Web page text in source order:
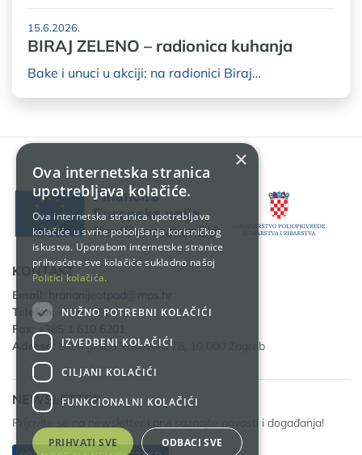
15.6.2026.
BIRAJ ZELENO – radionica kuhanja
Bake i unuci u akciji: na radionici Biraj…
KONTAKT
Email:
hrananijeotpad@mps.hr
Telefon:
+385 1 610 6111
Fax:
+385 1 610 6201
Adresa:
Ulica grada Vukovara 78, 10 000 Zagreb
NEWSLETTER
Prijavite se na newsletter i prvi saznajte novosti i događanja!
×
Ova internetska stranica
upotrebljava kolačiće.
Ova internetska stranica upotrebljava
kolačiće u svrhe poboljšanja korisničkog
iskustva. Uporabom internetske stranice
prihvaćate sve kolačiće sukladno našoj
Politici kolačića.
NUŽNO POTREBNI KOLAČIĆI
IZVEDBENI KOLAČIĆI
CILJANI KOLAČIĆI
FUNKCIONALNI KOLAČIĆI
PRIHVATI SVE ODBACI SVE